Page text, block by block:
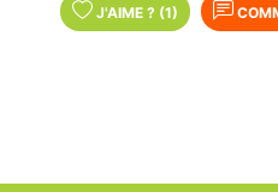
J'AIME ? (1)